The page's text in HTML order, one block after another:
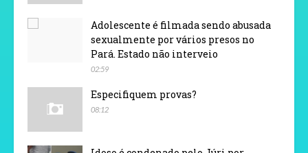
Adolescente é filmada sendo abusada
sexualmente por vários presos no
Pará. Estado não interveio
02:59
Especifiquem provas?
08:12